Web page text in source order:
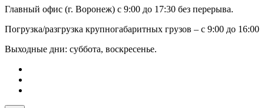
Главный офис (г. Воронеж) с 9:00 до 17:30 без перерыва.
Погрузка/разгрузка крупногабаритных грузов – с 9:00 до 16:00
Выходные дни: суббота, воскресенье.